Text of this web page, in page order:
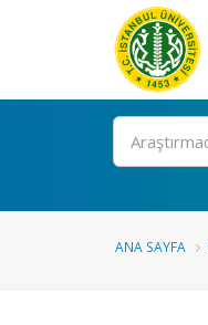
Ara
ANA SAYFA